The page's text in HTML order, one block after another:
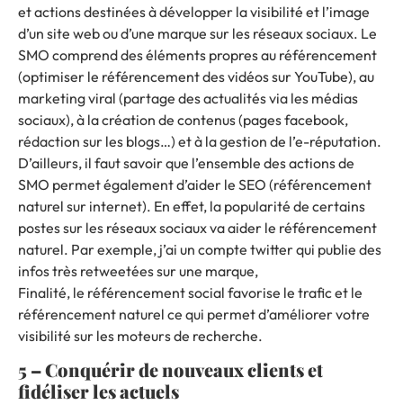
et actions destinées à développer la visibilité et l’image
d’un site web ou d’une marque sur les réseaux sociaux. Le
SMO comprend des éléments propres au référencement
(optimiser le référencement des vidéos sur YouTube), au
marketing viral (partage des actualités via les médias
sociaux), à la création de contenus (pages facebook,
rédaction sur les blogs…) et à la gestion de l’e-réputation.
D’ailleurs, il faut savoir que l’ensemble des actions de
SMO permet également d’aider le SEO (référencement
naturel sur internet). En effet, la popularité de certains
postes sur les réseaux sociaux va aider le référencement
naturel. Par exemple, j’ai un compte twitter qui publie des
infos très retweetées sur une marque,
Finalité, le référencement social favorise le trafic et le
référencement naturel ce qui permet d’améliorer votre
visibilité sur les moteurs de recherche.
5 – Conquérir de nouveaux clients et
fidéliser les actuels